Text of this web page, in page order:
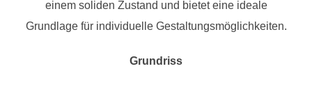
einem soliden Zustand und bietet eine ideale
Grundlage für individuelle Gestaltungsmöglichkeiten.
Grundriss